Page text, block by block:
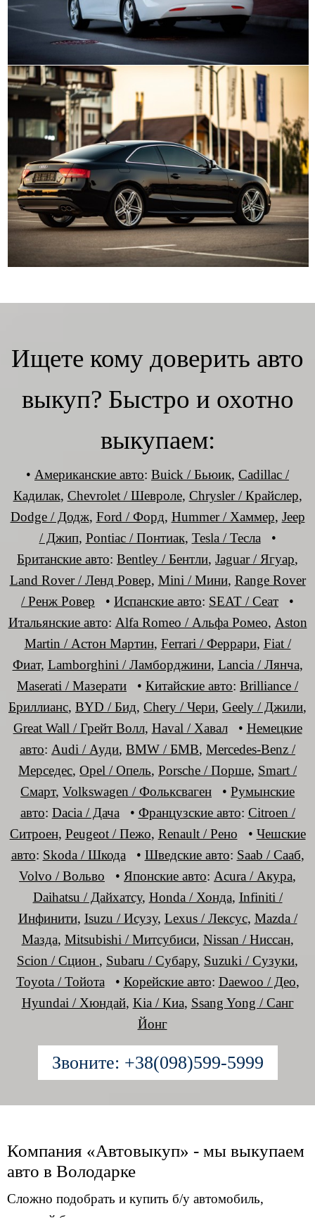
Ищете кому доверить авто
выкуп? Быстро и охотно
выкупаем:
• Американские авто: Buick / Бьюик, Cadillac /
Кадилак, Chevrolet / Шевроле, Chrysler / Крайслер,
Dodge / Додж, Ford / Форд, Hummer / Хаммер, Jeep
/ Джип, Pontiac / Понтиак, Tesla / Тесла •
Британские авто: Bentley / Бентли, Jaguar / Ягуар,
Land Rover / Ленд Ровер, Mini / Мини, Range Rover
/ Ренж Ровер • Испанские авто: SEAT / Сеат •
Итальянские авто: Alfa Romeo / Альфа Ромео, Aston
Martin / Астон Мартин, Ferrari / Феррари, Fiat /
Фиат, Lamborghini / Ламборджини, Lancia / Лянча,
Maserati / Мазерати • Китайские авто: Brilliance /
Бриллианс, BYD / Бид, Chery / Чери, Geely / Джили,
Great Wall / Грейт Волл, Haval / Хавал• Немецкие
авто: Audi / Ауди, BMW / БМВ, Mercedes-Benz /
Мерседес, Opel / Опель, Porsche / Порше, Smart /
Смарт, Volkswagen / Фольксваген • Румынские
авто: Dacia / Дача • Французские авто: Citroen /
Ситроен, Peugeot / Пежо, Renault / Рено • Чешские
авто: Skoda / Шкода • Шведские авто: Saab / Сааб,
Volvo / Вольво • Японские авто: Acura / Акура,
Daihatsu / Дайхатсу, Honda / Хонда, Infiniti /
Инфинити, Isuzu / Исузу, Lexus / Лексус, Mazda /
Мазда, Mitsubishi / Митсубиси, Nissan / Ниссан,
Scion / Сцион , Subaru / Субару, Suzuki / Сузуки,
Toyota / Тойота • Корейские авто: Daewoo / Део,
Hyundai / Хюндай, Kia / Киа, Ssang Yong / Санг
Йонг
Звоните: +38(098)599-5999
Компания «Автовыкуп» - мы выкупаем
авто в Володарке
Сложно подобрать и купить б/у автомобиль,